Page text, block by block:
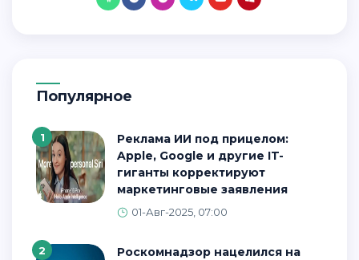
Популярное
1
Реклама ИИ под прицелом:
Apple, Google и другие IT-
гиганты корректируют
маркетинговые заявления
01-Авг-2025, 07:00
2
Роскомнадзор нацелился на